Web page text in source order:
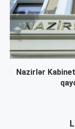
Nazirlər